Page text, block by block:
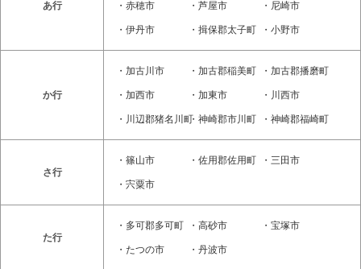
あ行 ・ 赤穂市 ・ 芦屋市 ・ 尼崎市
・ 伊丹市 ・ 揖保郡太子町 ・ 小野市
か行
・ 加古川市 ・ 加古郡稲美町 ・ 加古郡播磨町
・ 加西市 ・ 加東市 ・ 川西市
・ 川辺郡猪名川町
・ 神崎郡市川町 ・ 神崎郡福崎町
さ行
・ 篠山市 ・ 佐用郡佐用町 ・ 三田市
・ 宍粟市
た行
・ 多可郡多可町 ・ 高砂市 ・ 宝塚市
・ たつの市 ・ 丹波市